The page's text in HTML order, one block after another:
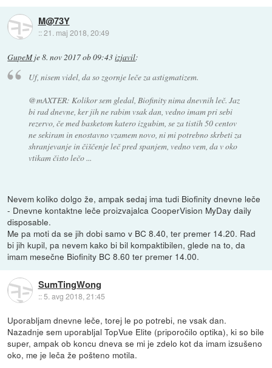
M@73Y
::21. maj 2018, 20:49
GupeMje8. nov 2017 ob 09:43izjavil:
Uf, nisem videl, da so zgornje leče za astigmatizem.
@mAXTER: Kolikor sem gledal, Biofinity nima dnevnih leč. Jaz
bi rad dnevne, ker jih ne rabim vsak dan, vedno imam pri sebi
rezervo, če med basketom katero izgubim, se za tistih 50 centov
ne sekiram in enostavno vzamem novo, ni mi potrebno skrbeti za
shranjevanje in čiščenje leč pred spanjem, vedno vem, da v oko
vtikam čisto lečo ...
Nevem koliko dolgo že, ampak sedaj ima tudi Biofinity dnevne leče
- Dnevne kontaktne leče proizvajalca CooperVision MyDay daily
disposable.
Me pa moti da se jih dobi samo v BC 8.40, ter premer 14.20. Rad
bi jih kupil, pa nevem kako bi bil kompaktibilen, glede na to, da
imam mesečne Biofinity BC 8.60 ter premer 14.00.
SumTingWong
::5. avg 2018, 21:45
Uporabljam dnevne leče, torej le po potrebi, ne vsak dan.
Nazadnje sem uporabljal TopVue Elite (priporočilo optika), ki so bile
super, ampak ob koncu dneva se mi je zdelo kot da imam izsušeno
oko, me je leča že pošteno motila.